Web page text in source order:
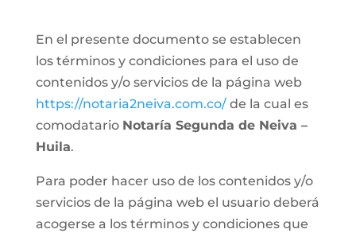
En el presente documento se establecen
los términos y condiciones para el uso de
contenidos y/o servicios de la página web
https://notaria2neiva.com.co/de la cual es
comodatario Notaría Segunda de Neiva –
Huila.
Para poder hacer uso de los contenidos y/o
servicios de la página web el usuario deberá
acogerse a los términos y condiciones que